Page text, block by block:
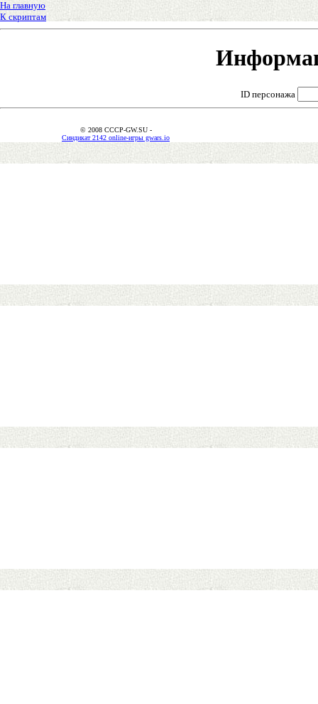
На главную
К скриптам
ID персонажа
© 2008 CCCP-GW.SU -
Синдикат 2142 online-игры gwars.io